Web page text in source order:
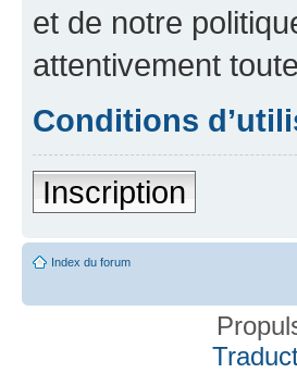
et de notre
attentivement
Conditions
Inscription
Index du forum